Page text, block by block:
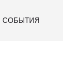
СОБЫТИЯ